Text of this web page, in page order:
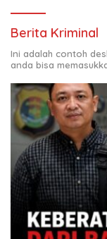
Berita Kriminal
Ini adalah contoh
anda bisa